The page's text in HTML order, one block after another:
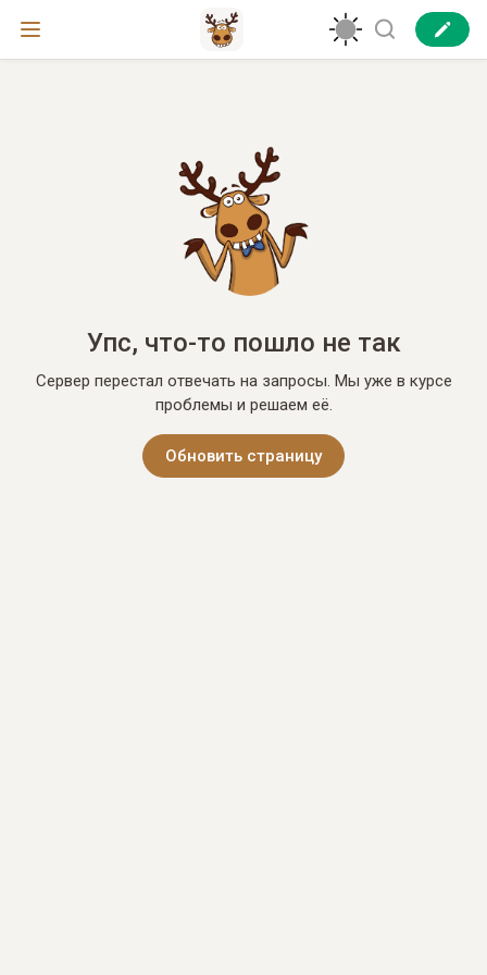
Упс, что-то пошло не так
Сервер перестал отвечать на запросы. Мы уже в курсе
проблемы и решаем её.
Обновить страницу